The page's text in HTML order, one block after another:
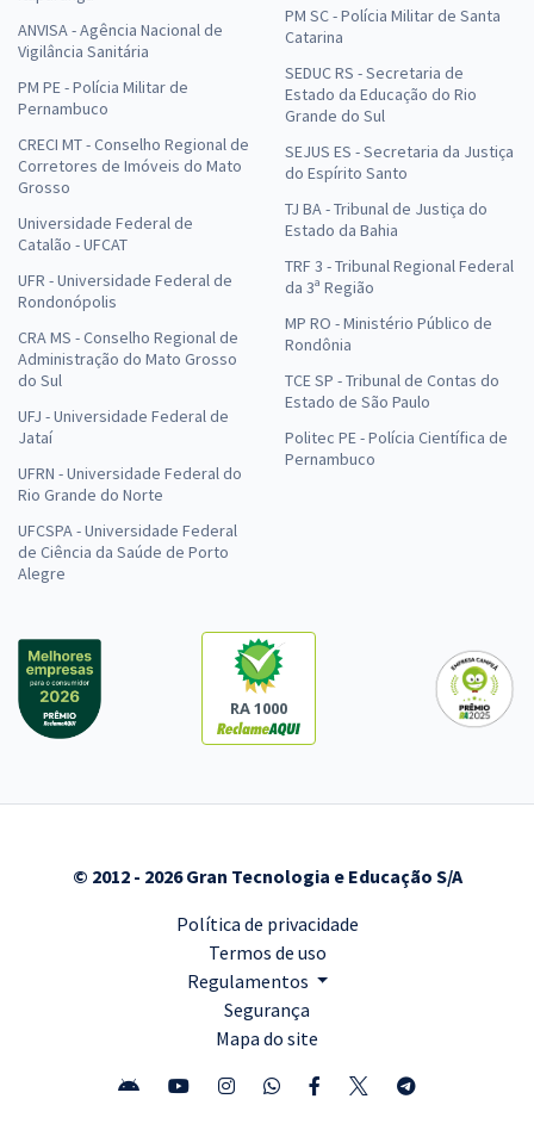
ANVISA - Agência Nacional de
Vigilância Sanitária
PM PE - Polícia Militar de
Pernambuco
CRECI MT - Conselho Regional de
Corretores de Imóveis do Mato
Grosso
Universidade Federal de
Catalão - UFCAT
UFR - Universidade Federal de
Rondonópolis
CRA MS - Conselho Regional de
Administração do Mato Grosso
do Sul
UFJ - Universidade Federal de
Jataí
UFRN - Universidade Federal do
Rio Grande do Norte
UFCSPA - Universidade Federal
de Ciência da Saúde de Porto
Alegre
PM SC - Polícia Militar de Santa
Catarina
SEDUC RS - Secretaria de
Estado da Educação do Rio
Grande do Sul
SEJUS ES - Secretaria da Justiça
do Espírito Santo
TJ BA - Tribunal de Justiça do
Estado da Bahia
TRF 3 - Tribunal Regional Federal
da 3ª Região
MP RO - Ministério Público de
Rondônia
TCE SP - Tribunal de Contas do
Estado de São Paulo
Politec PE - Polícia Científica de
Pernambuco
RA 1000
© 2012 - 2026 Gran Tecnologia e Educação S/A
Política de privacidade
Termos de uso
Regulamentos
Segurança
Mapa do site